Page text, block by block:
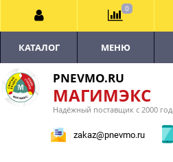
PNEVMO.RU
МАГИМЭКС
Надёжный поставщик с 2000
zakaz@pnevmo.ru
КАТАЛОГ МЕНЮ
0